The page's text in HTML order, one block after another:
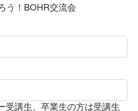
う！BOHR交流会
受講生、卒業生の方は受講生